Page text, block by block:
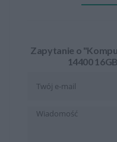
Zapytanie o
14400